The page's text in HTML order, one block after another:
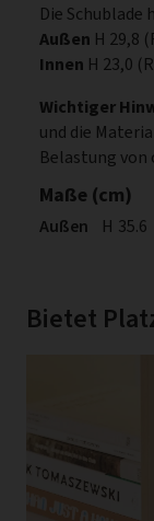
Die Schublade
Außen H 29,8
Innen H 23,0
Wichtiger
und die
Belastung von
Maße (cm)
Außen Höhe
H 35.6
Bietet